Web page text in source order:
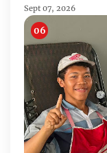
Kelulusan
Sept 07, 2026